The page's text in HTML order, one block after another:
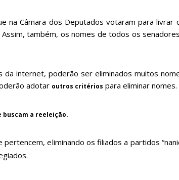
na Câmara dos Deputados votaram para
também, os nomes de todos os
internet, poderão ser eliminados muitos
adotar outros critérios para eliminar nomes.
a reeleição.
eliminando os filiados a partidos